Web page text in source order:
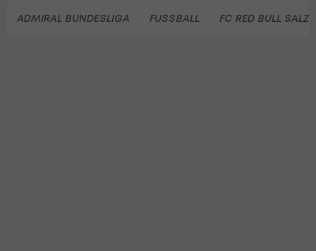
ADMIRAL BUNDESLIGA FUSSBALL FC RED BULL